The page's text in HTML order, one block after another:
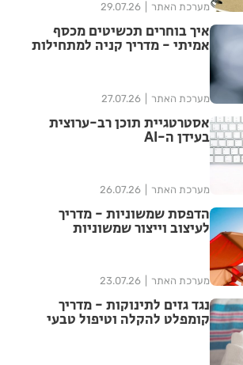
מערכת האתר 29.07.26
איך בוחרים תכשיטים מכסף
אמיתי - מדריך קניה למתחילות
מערכת האתר 27.07.26
אסטרטגיית תוכן רב-ערוצית
בעידן ה-AI
מערכת האתר 26.07.26
הדפסת שמשוניות - מדריך
לעיצוב וייצור שמשוניות
מערכת האתר 23.07.26
נגד גזים לתינוקות - מדריך
קומפלט להקלה וטיפול טבעי